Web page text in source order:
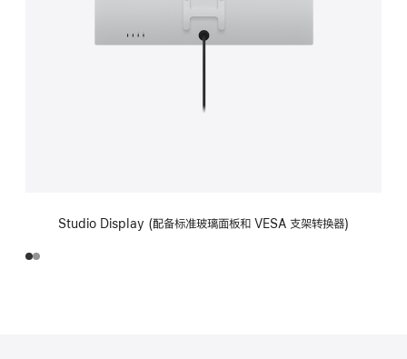
Studio Display (配备标准玻璃面板和 VESA 支架转换器)